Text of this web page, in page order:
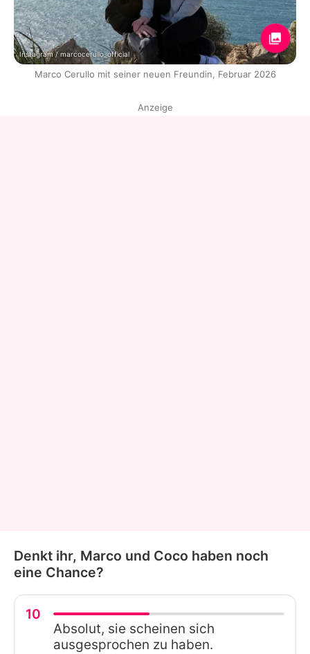
Instagram / marcocerullo_official
Marco Cerullo mit seiner neuen Freundin, Februar 2026
Anzeige
Denkt ihr, Marco und Coco haben noch
eine Chance?
10
Absolut, sie scheinen sich
ausgesprochen zu haben.